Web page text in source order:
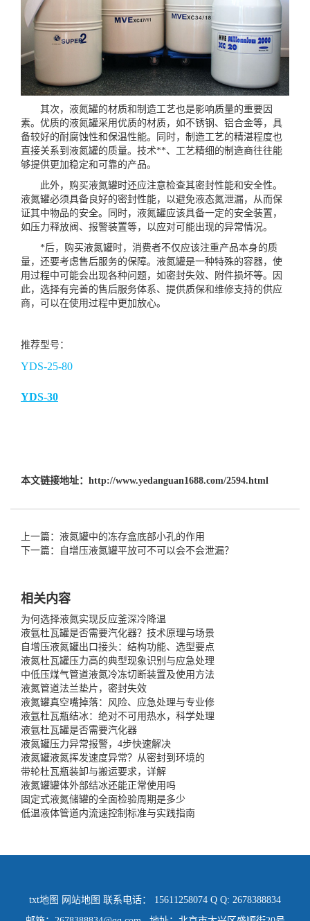
其次，液氮罐的材质和制造工艺也是影响质量的重要因
素。优质的液氮罐采用优质的材质，如不锈钢、铝合金等，具
备较好的耐腐蚀性和保温性能。同时，制造工艺的精湛程度也
直接关系到液氮罐的质量。技术**、工艺精细的制造商往往能
够提供更加稳定和可靠的产品。
此外，购买液氮罐时还应注意检查其密封性能和安全性。
液氮罐必须具备良好的密封性能，以避免液态氮泄漏，从而保
证其中物品的安全。同时，液氮罐应该具备一定的安全装置，
如压力释放阀、报警装置等，以应对可能出现的异常情况。
*后，购买液氮罐时，消费者不仅应该注重产品本身的质
量，还要考虑售后服务的保障。液氮罐是一种特殊的容器，使
用过程中可能会出现各种问题，如密封失效、附件损坏等。因
此，选择有完善的售后服务体系、提供质保和维修支持的供应
商，可以在使用过程中更加放心。
推荐型号：
YDS-25-80
YDS-30
本文链接地址： http://www.yedanguan1688.com/2594.html
上一篇：液氮罐中的冻存盒底部小孔的作用
下一篇：自增压液氮罐平放可不可以会不会泄漏？
相关内容
为何选择液氮实现反应釜深冷降温
液氩杜瓦罐是否需要汽化器？技术原理与场景
自增压液氮罐出口接头：结构功能、选型要点
液氮杜瓦罐压力高的典型现象识别与应急处理
中低压煤气管道液氮冷冻切断装置及使用方法
液氮管道法兰垫片，密封失效
液氮罐真空嘴掉落：风险、应急处理与专业修
液氩杜瓦瓶结冰：绝对不可用热水，科学处理
液氩杜瓦罐是否需要汽化器
液氮罐压力异常报警，4步快速解决
液氮罐液氮挥发速度异常？从密封到环境的
带轮杜瓦瓶装卸与搬运要求，详解
液氮罐罐体外部结冰还能正常使用吗
固定式液氮储罐的全面检验周期是多少
低温液体管道内流速控制标准与实践指南
txt地图 网站地图 联系电话： 15611258074 Q Q: 2678388834